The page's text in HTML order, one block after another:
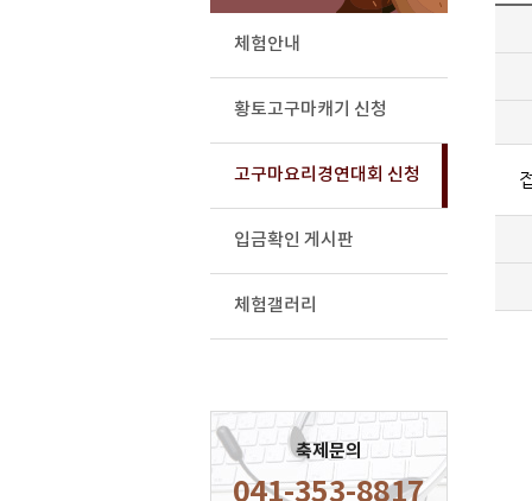
체험안내
황토고구마캐기 신청
고구마요리경연대회 신청
입금확인 게시판
체험갤러리
축제문의
041-353-8817